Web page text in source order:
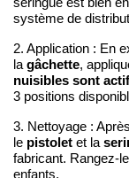
seringue est bien
système de
2. Application : En
lagâchette,
nuisibles sont
3 positions
3. Nettoyage :
le pistolet et la
fabricant. Rangez-
enfants.